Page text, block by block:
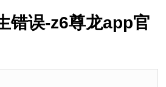
错误-z6尊龙app官